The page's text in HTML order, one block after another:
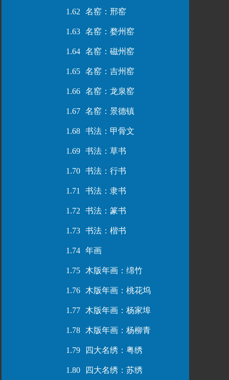
1.62 名窑：邢窑
1.63 名窑：婺州窑
1.64 名窑：磁州窑
1.65 名窑：吉州窑
1.66 名窑：龙泉窑
1.67 名窑：景德镇
1.68 书法：甲骨文
1.69 书法：草书
1.70 书法：行书
1.71 书法：隶书
1.72 书法：篆书
1.73 书法：楷书
1.74 年画
1.75 木版年画：绵竹
1.76 木版年画：桃花坞
1.77 木版年画：杨家埠
1.78 木版年画：杨柳青
1.79 四大名绣：粤绣
1.80 四大名绣：苏绣